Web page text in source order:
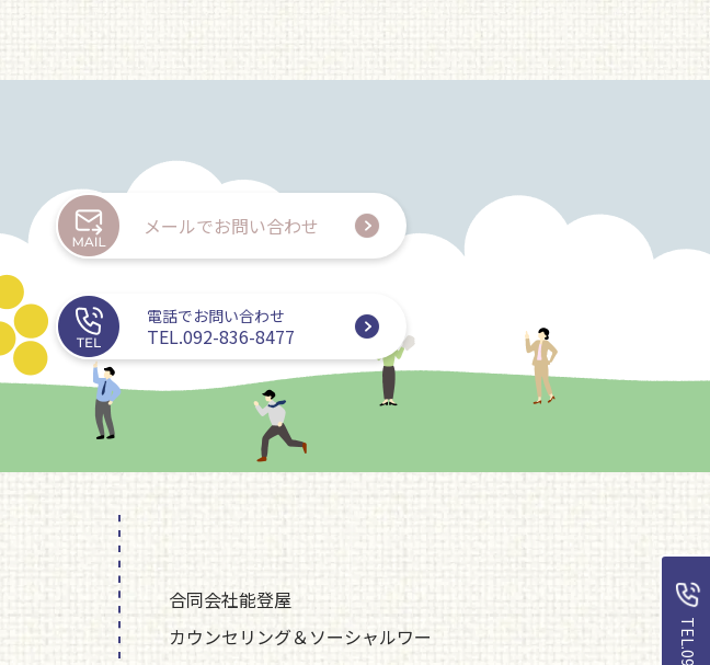
メールでお問い合わせ
電話でお問い合わせ
TEL.092-836-8477
合同会社能登屋
カウンセリング＆ソーシャルワー